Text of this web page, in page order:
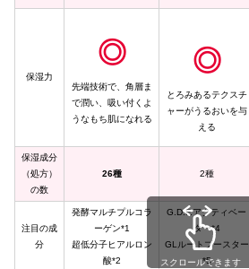
保湿力
◎
先端技術で、角層ま
で潤い、吸い付くよ
うなもち肌になれる
◎
とろみあるテクスチ
ャーがうるおいを与
える
保湿成分
（処方）
の数
26種 2種
注目の成
分
発酵マルチプルコラ
ーゲン*1
超低分子ヒアルロン
酸*2
G.D.F.アクティベー
ター*4
GLルートブースター
*5
スクロールできます